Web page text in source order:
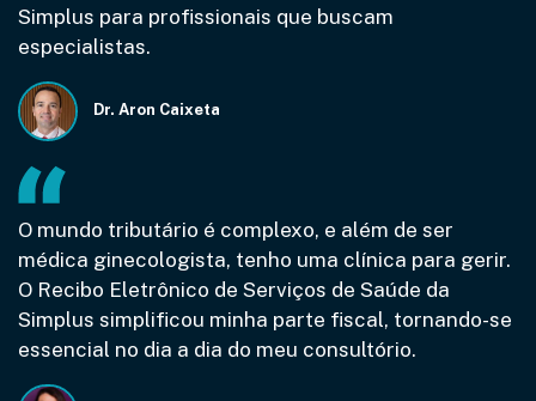
Simplus para profissionais que buscam
especialistas.
Dr. Aron Caixeta
O mundo tributário é complexo, e além de ser
médica ginecologista, tenho uma clínica para gerir.
O Recibo Eletrônico de Serviços de Saúde da
Simplus simplificou minha parte fiscal, tornando-se
essencial no dia a dia do meu consultório.